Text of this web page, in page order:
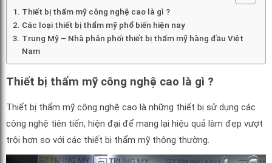
Thiết bị thẩm mỹ công nghệ cao là gì ?
Các loại thiết bị thẩm mỹ phổ biến hiện nay
Trung Mỹ – Nhà phân phối thiết bị thẩm mỹ hàng đầu Việt
Nam
Thiết bị thẩm mỹ công nghệ cao là gì ?
Thiết bị thẩm mỹ công nghệ cao là những thiết bị sử dụng các
công nghệ tiên tiến, hiện đại để mang lại hiệu quả làm đẹp vượt
trội hơn so với các thiết bị thẩm mỹ thông thường.